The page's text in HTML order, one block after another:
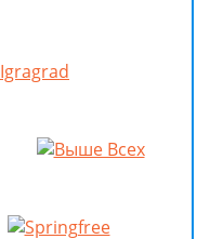
Igragrad